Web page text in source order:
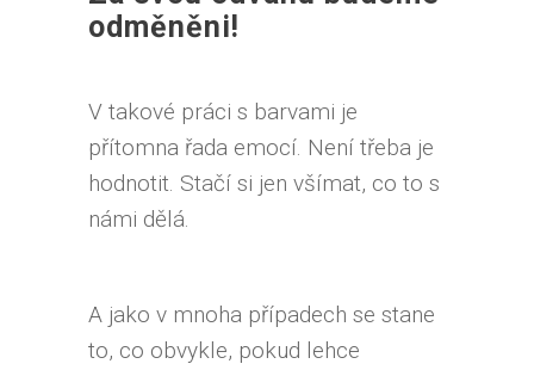
odměněni!
V takové práci s barvami je
přítomna řada emocí. Není třeba je
hodnotit. Stačí si jen všímat, co to s
námi dělá.
A jako v mnoha případech se stane
to, co obvykle, pokud lehce